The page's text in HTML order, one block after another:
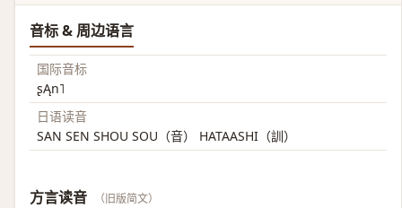
音标 & 周边语言
国际音标
ʂĄn˥
日语读音
SAN SEN SHOU SOU（音） HATAASHI（訓）
方言读音 （旧版简文）